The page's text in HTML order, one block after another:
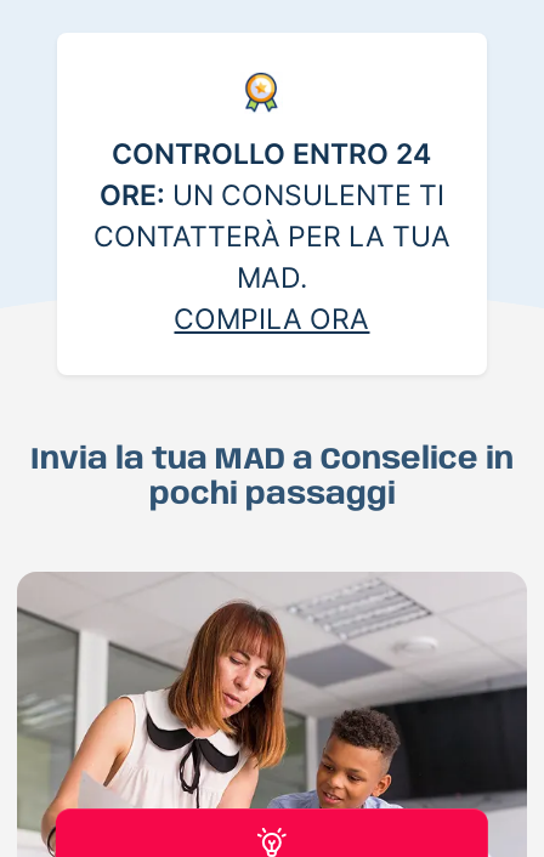
CONTROLLO ENTRO 24
ORE: UN CONSULENTE TI
CONTATTERÀ PER LA TUA
MAD.
COMPILA ORA
Invia la tua MAD a Conselice in
pochi passaggi